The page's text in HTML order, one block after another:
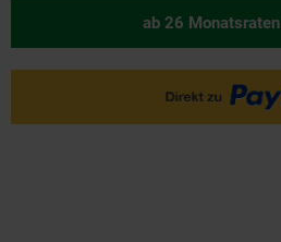
ab 26 Monatsraten